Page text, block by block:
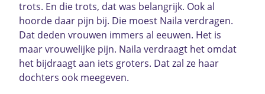
trots. En die trots, dat was belangrijk. Ook al
hoorde daar pijn bij. Die moest Naila verdragen.
Dat deden vrouwen immers al eeuwen. Het is
maar vrouwelijke pijn. Naila verdraagt het omdat
het bijdraagt aan iets groters. Dat zal ze haar
dochters ook meegeven.